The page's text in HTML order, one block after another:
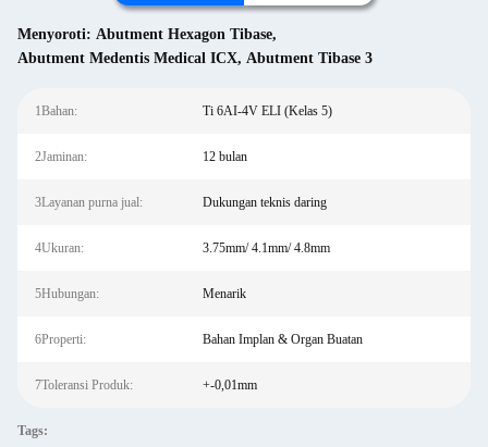
Menyoroti: Abutment Hexagon Tibase,
Abutment Medentis Medical ICX, Abutment Tibase 3
1Bahan: Ti 6AI-4V ELI (Kelas 5)
2Jaminan: 12 bulan
3Layanan purna jual: Dukungan teknis daring
4Ukuran: 3.75mm/ 4.1mm/ 4.8mm
5Hubungan: Menarik
6Properti: Bahan Implan & Organ Buatan
7Toleransi Produk: +-0,01mm
Tags: